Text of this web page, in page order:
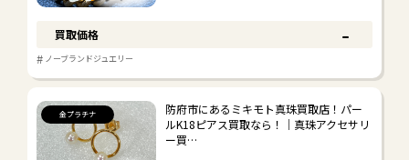
買取価格 -
# ノーブランドジュエリー
金プラチナ
防府市にあるミキモト真珠買取店！パー
ルK18ピアス買取なら！｜真珠アクセサリ
ー買…